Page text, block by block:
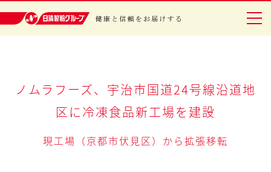
日清製粉グループ 健康と信頼をお届けする
グループについて
研究開発
ノムラフーズ、宇治市国道24号線沿道地
区に冷凍食品新工場を建設
現工場（京都市伏見区）から拡張移転